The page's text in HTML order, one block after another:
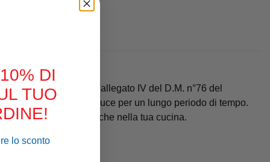
le 24 ore (definiti nell'allegato IV del D.M. n°76 del
ossigeno, umidità e luce per un lungo periodo di tempo.
fuori casa e utili anche nella tua cucina.
DI
TUO
lo sconto